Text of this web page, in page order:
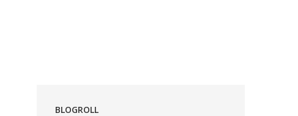
BLOGROLL